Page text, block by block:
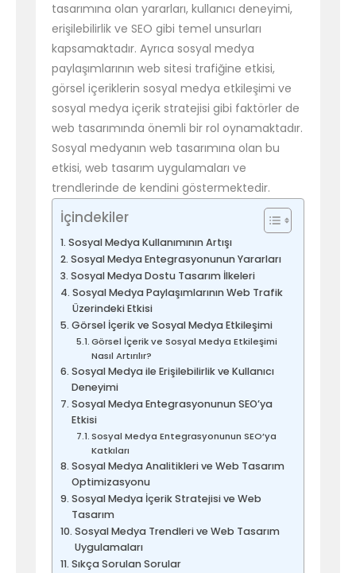
tasarımına olan yararları, kullanıcı deneyimi,
erişilebilirlik ve SEO gibi temel unsurları
kapsamaktadır. Ayrıca sosyal medya
paylaşımlarının web sitesi trafiğine etkisi,
görsel içeriklerin sosyal medya etkileşimi ve
sosyal medya içerik stratejisi gibi faktörler de
web tasarımında önemli bir rol oynamaktadır.
Sosyal medyanın web tasarımına olan bu
etkisi, web tasarım uygulamaları ve
trendlerinde de kendini göstermektedir.
İçindekiler
Sosyal Medya Kullanımının Artışı
Sosyal Medya Entegrasyonunun Yararları
Sosyal Medya Dostu Tasarım İlkeleri
Sosyal Medya Paylaşımlarının Web Trafik
Üzerindeki Etkisi
Görsel İçerik ve Sosyal Medya Etkileşimi
Görsel İçerik ve Sosyal Medya Etkileşimi
Nasıl Artırılır?
Sosyal Medya ile Erişilebilirlik ve Kullanıcı
Deneyimi
Sosyal Medya Entegrasyonunun SEO’ya
Etkisi
Sosyal Medya Entegrasyonunun SEO’ya
Katkıları
Sosyal Medya Analitikleri ve Web Tasarım
Optimizasyonu
Sosyal Medya İçerik Stratejisi ve Web
Tasarım
Sosyal Medya Trendleri ve Web Tasarım
Uygulamaları
Sıkça Sorulan Sorular